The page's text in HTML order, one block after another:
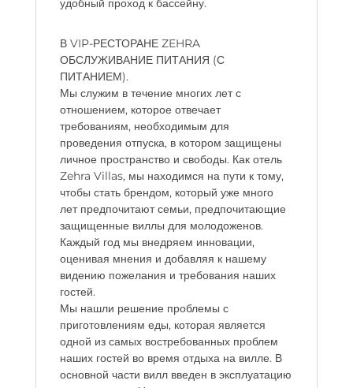
удобный проход к бассейну.
В VIP-РЕСТОРАНЕ ZEHRA
ОБСЛУЖИВАНИЕ ПИТАНИЯ (С
ПИТАНИЕМ).
Мы служим в течение многих лет с
отношением, которое отвечает
требованиям, необходимым для
проведения отпуска, в котором защищены
личное пространство и свободы. Как отель
Zehra Villas, мы находимся на пути к тому,
чтобы стать брендом, который уже много
лет предпочитают семьи, предпочитающие
защищенные виллы для молодоженов.
Каждый год мы внедряем инновации,
оценивая мнения и добавляя к нашему
видению пожелания и требования наших
гостей.
Мы нашли решение проблемы с
приготовлениям еды, которая является
одной из самых востребованных проблем
наших гостей во время отдыха на вилле. В
основной части вилл введен в эксплуатацию